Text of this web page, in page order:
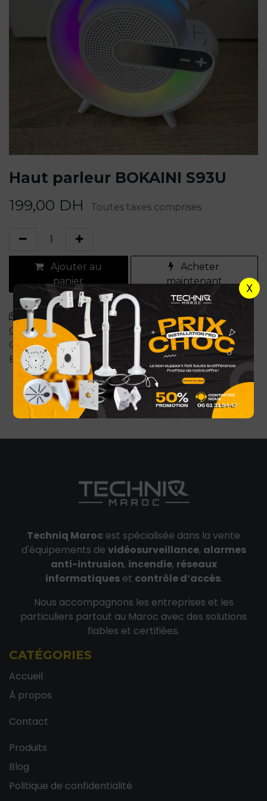
X
Haut parleur BOKAINI S93U
199,00 DH Toutes taxes comprises
Ajouter au
panier
Acheter
maintenant
Commander via WhatsApp
Conditions générales
Garantie satisfait ou remboursé de 7 jours
Expédition : 2-4 jours ouvrables
Techniq Maroc est spécialisée dans la vente
d'équipements de vidéosurveillance, alarmes
anti-intrusion, incendie, réseaux
informatiqueset contrôle d’accès.
Nous accompagnons les entreprises et les
particuliers partout au Maroc avec des solutions
fiables et certifiées.
CATÉGORIES
Accueil
À propos
Contact
Produits
Blog
Politique de confidentialité